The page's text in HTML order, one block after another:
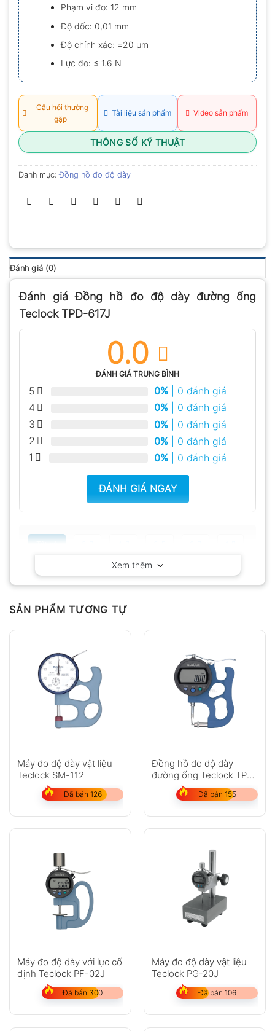
Phạm vi đo: 12 mm
Độ dốc: 0,01 mm
Độ chính xác: ±20 µm
Lực đo: ≤ 1.6 N
Câu hỏi thường
gặp
Tài liệu sản phẩm Video sản phẩm
THÔNG SỐ KỸ THUẬT
Danh mục:Đồng hồ đo độ dày
Đánh giá (0)
Đánh giá Đồng hồ đo độ dày đường ống
Teclock TPD-617J
0.0
ĐÁNH GIÁ TRUNG BÌNH
5 0% | 0 đánh giá
4
0% | 0 đánh giá
3
0% | 0 đánh giá
2
0% | 0 đánh giá
1
0% | 0 đánh giá
ĐÁNH GIÁ NGAY
Có ảnh
Chưa có đánh giá nào.
Hỏi đáp
Xem thêm
SẢN PHẨM TƯƠNG TỰ
Máy đo độ dày vật liệu
Teclock SM-112
Đã bán 126
Đồng hồ đo độ dày
đường ống Teclock TPD-
Đã bán 155
Máy đo độ dày với lực cố
định Teclock PF-02J
Đã bán 300
Máy đo độ dày vật liệu
Teclock PG-20J
Đã bán 106